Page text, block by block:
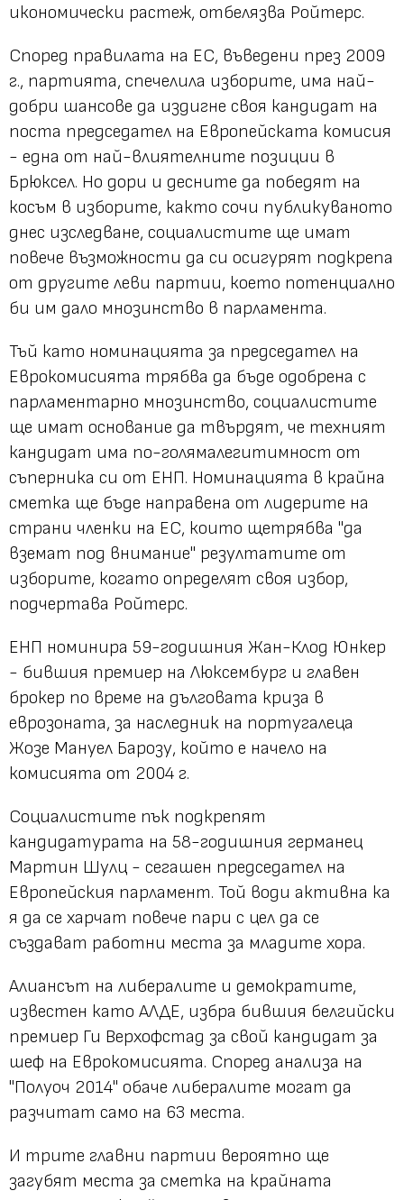
икономически растеж, отбелязва Ройтерс.
Според правилата на ЕС, въведени през 2009
г., партията, спечелила изборите, има най-
добри шансове да издигне своя кандидат на
поста председател на Европейската комисия
- една от най-влиятелните позиции в
Брюксел. Но дори и десните да победят на
косъм в изборите, както сочи публикуваното
днес изследване, социалистите ще имат
повече възможности да си осигурят подкрепа
от другите леви партии, което потенциално
би им дало мнозинство в парламента.
Тъй като номинацията за председател на
Еврокомисията трябва да бъде одобрена с
парламентарно мнозинство, социалистите
ще имат основание да твърдят, че техният
кандидат има по-голямалегитимност от
съперника си от ЕНП. Номинацията в крайна
сметка ще бъде направена от лидерите на
страни членки на ЕС, които щетрябва "да
вземат под внимание" резултатите от
изборите, когато определят своя избор,
подчертава Ройтерс.
ЕНП номинира 59-годишния Жан-Клод Юнкер
- бившия премиер на Люксембург и главен
брокер по време на дълговата криза в
еврозоната, за наследник на португалеца
Жозе Мануел Барозу, който е начело на
комисията от 2004 г.
Социалистите пък подкрепят
кандидатурата на 58-годишния германец
Мартин Шулц - сегашен председател на
Европейския парламент. Той води активна ка
я да се харчат повече пари с цел да се
създават работни места за младите хора.
Алиансът на либералите и демократите,
известен като АЛДЕ, избра бившия белгийски
премиер Ги Верхофстад за свой кандидат за
шеф на Еврокомисията. Според анализа на
"Полуоч 2014" обаче либералите могат да
разчитат само на 63 места.
И трите главни партии вероятно ще
загубят места за сметка на крайната